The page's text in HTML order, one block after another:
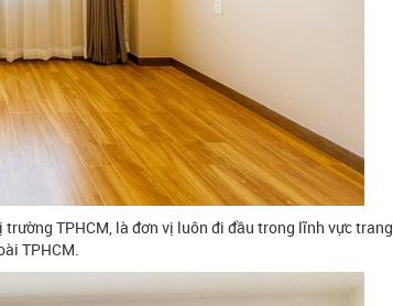
TPHCM, là đơn vị luôn đi đầu trong lĩnh vực trang
TPHCM.